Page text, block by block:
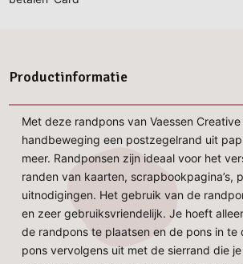
Productinformatie
Met deze randpons van Vaessen
handbeweging een postzegelrand uit
meer. Randponsen zijn ideaal voor het
randen van kaarten, scrapbookpagina’s,
uitnodigingen. Het gebruik van de
en zeer gebruiksvriendelijk. Je hoeft
de randpons te plaatsen en de pons in te
pons vervolgens uit met de sierrand die